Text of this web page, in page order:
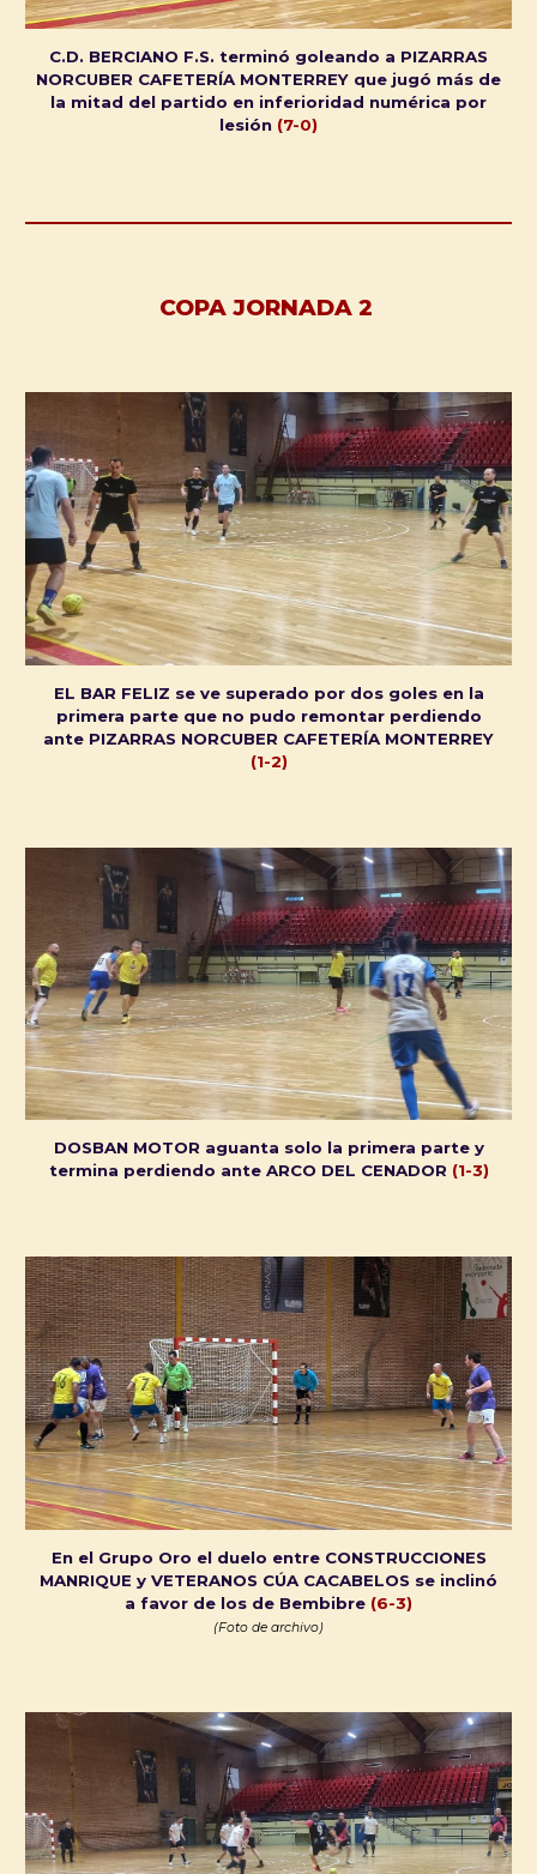
C.D. BERCIANO F.S. terminó goleando a PIZARRAS
NORCUBER CAFETERÍA MONTERREY que jugó más de
la mitad del partido en inferioridad numérica por
lesión (7-0)
COPA JORNADA 2
EL BAR FELIZ se ve superado por dos goles en la
primera parte que no pudo remontar perdiendo
ante PIZARRAS NORCUBER CAFETERÍA MONTERREY
(1-2)
DOSBAN MOTOR aguanta solo la primera parte y
termina perdiendo ante ARCO DEL CENADOR (1-3)
En el Grupo Oro el duelo entre CONSTRUCCIONES
MANRIQUE y VETERANOS CÚA CACABELOS se inclinó
a favor de los de Bembibre (6-3)
(Foto de archivo)